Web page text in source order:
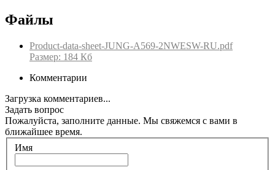
Файлы
Product-data-sheet-JUNG-A569-2NWESW-RU.pdf
Размер: 184 Кб
Комментарии
Загрузка комментариев...
Задать вопрос
Пожалуйста, заполните данные. Мы свяжемся с вами в
ближайшее время.
Имя